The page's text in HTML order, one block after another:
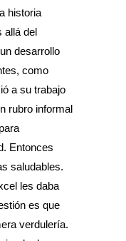
historia
allá del
desarrollo
como
a su trabajo
rubro informal
Entonces
saludables.
les daba
es que
verdulería.